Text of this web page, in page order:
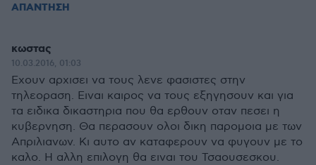
ΑΠΑΝΤΗΣΗ
κωστας
10.03.2016, 01:03
Εχουν αρχισει να τους λενε φασιστες στην
τηλεοραση. Ειναι καιρος να τους εξηγησουν και για
τα ειδικα δικαστηρια που θα ερθουν οταν πεσει η
κυβερνηση. Θα περασουν ολοι δικη παρομοια με των
Απριλιανων. Κι αυτο αν καταφερουν να φυγουν με το
καλο. Η αλλη επιλογη θα ειναι του Τσαουσεσκου.